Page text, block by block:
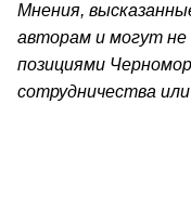
Мнения,
авторам и могут не
позициями
сотрудничества